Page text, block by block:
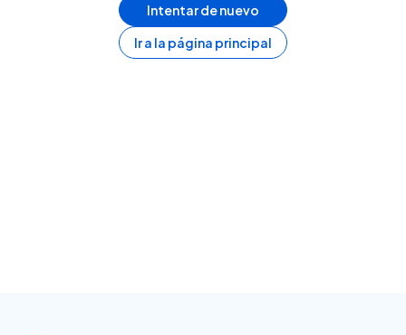
Intentar de nuevo
Ir a la página principal